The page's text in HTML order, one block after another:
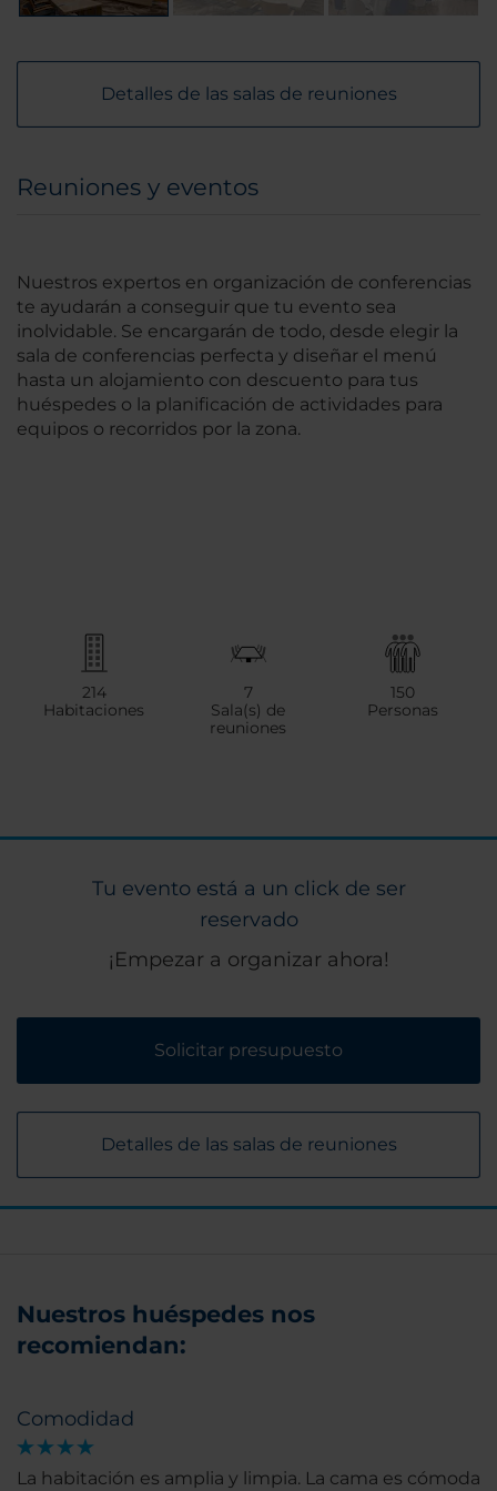
Detalles de las salas de reuniones
Reuniones y eventos
Nuestros expertos en organización de conferencias
te ayudarán a conseguir que tu evento sea
inolvidable. Se encargarán de todo, desde elegir la
sala de conferencias perfecta y diseñar el menú
hasta un alojamiento con descuento para tus
huéspedes o la planificación de actividades para
equipos o recorridos por la zona.
214
Habitaciones
7
Sala(s) de
reuniones
150
Personas
Tu evento está a un click de ser
reservado
¡Empezar a organizar ahora!
Solicitar presupuesto
Detalles de las salas de reuniones
Nuestros huéspedes nos
recomiendan:
Comodidad
La habitación es amplia y limpia. La cama es cómoda